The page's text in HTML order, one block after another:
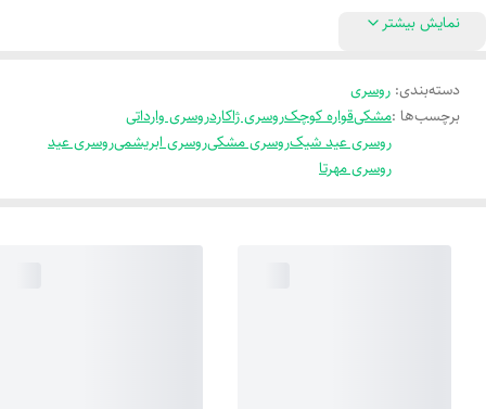
نمایش بیشتر
دسته‌بندی: روسری
برچسب‌ها :مشکیقواره کوچکروسری ژاکاردروسری وارداتی
روسری عید شیکروسری مشکیروسری ابریشمیروسری عید
روسری مهرتا